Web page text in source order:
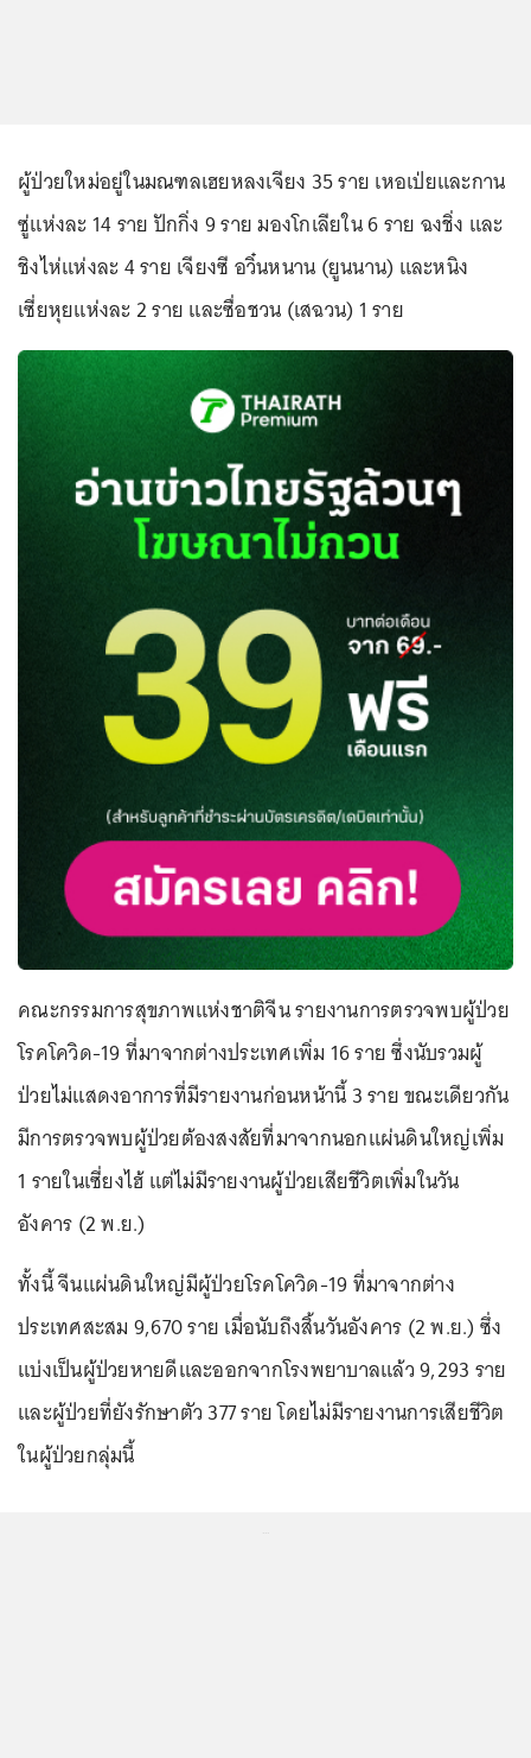
ผู้ป่วยใหม่อยู่ในมณฑลเฮยหลงเจียง 35 ราย เหอเป่ยและกาน
ซู่แห่งละ 14 ราย ปักกิ่ง 9 ราย มองโกเลียใน 6 ราย ฉงชิ่ง และ
ชิงไห่แห่งละ 4 ราย เจียงซี อวิ๋นหนาน (ยูนนาน) และหนิง
เซี่ยหุยแห่งละ 2 ราย และซื่อชวน (เสฉวน) 1 ราย
คณะกรรมการสุขภาพแห่งชาติจีน รายงานการตรวจพบผู้ป่วย
โรคโควิด-19 ที่มาจากต่างประเทศเพิ่ม 16 ราย ซึ่งนับรวมผู้
ป่วยไม่แสดงอาการที่มีรายงานก่อนหน้านี้ 3 ราย ขณะเดียวกัน
มีการตรวจพบผู้ป่วยต้องสงสัยที่มาจากนอกแผ่นดินใหญ่เพิ่ม
1 รายในเซี่ยงไฮ้ แต่ไม่มีรายงานผู้ป่วยเสียชีวิตเพิ่มในวัน
อังคาร (2 พ.ย.)
ทั้งนี้ จีนแผ่นดินใหญ่มีผู้ป่วยโรคโควิด-19 ที่มาจากต่าง
ประเทศสะสม 9,670 ราย เมื่อนับถึงสิ้นวันอังคาร (2 พ.ย.) ซึ่ง
แบ่งเป็นผู้ป่วยหายดีและออกจากโรงพยาบาลแล้ว 9,293 ราย
และผู้ป่วยที่ยังรักษาตัว 377 ราย โดยไม่มีรายงานการเสียชีวิต
ในผู้ป่วยกลุ่มนี้